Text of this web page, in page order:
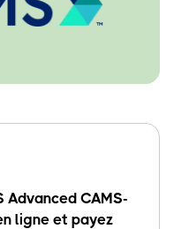
Advanced CAMS-
ligne et payez